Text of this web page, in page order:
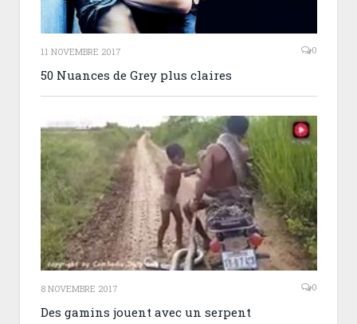
11 NOVEMBRE 2017 0
50 Nuances de Grey plus claires
8 NOVEMBRE 2017 0
Des gamins jouent avec un serpent